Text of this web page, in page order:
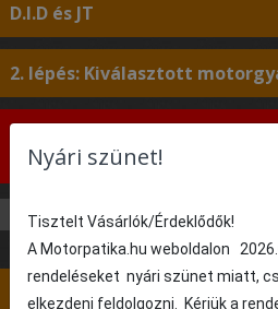
D.I.D és JT
2. lépés: Kiválasztott
3. lépés: Válaszd ki a
következő lépéshez!
50 cm³ 125 cm³
4. lépés: Nincs kiválasztva
Nyári szünet!
Tisztelt Vásárlók/Érdeklődők!
A Motorpatika.hu weboldalon
rendeléseket nyári szünet miatt,
elkezdeni feldolgozni. Kérjük a